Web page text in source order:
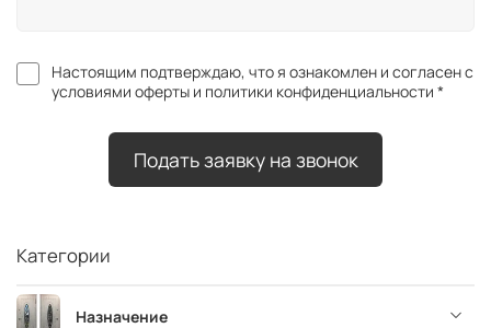
Настоящим подтверждаю, что я ознакомлен и согласен с
условиями оферты и политики конфиденциальности *
Подать заявку на звонок
Категории
Назначение